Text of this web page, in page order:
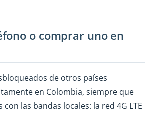
o comprar uno en
de otros países
en Colombia, siempre que
las bandas locales: la red 4G LTE